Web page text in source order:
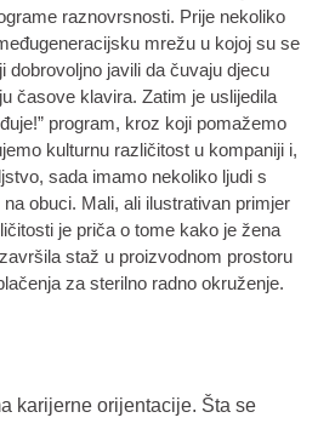
raznovrsnosti. Prije nekoliko
mrežu u kojoj su se
dobrovoljno javili da čuvaju djecu
časove klavira. Zatim je uslijedila
program, kroz koji pomažemo
kulturnu različitost u kompaniji i,
sada imamo nekoliko ljudi s
obuci. Mali, ali ilustrativan primjer
je priča o tome kako je žena
staž u proizvodnom prostoru
za sterilno radno okruženje.
karijerne orijentacije. Šta se